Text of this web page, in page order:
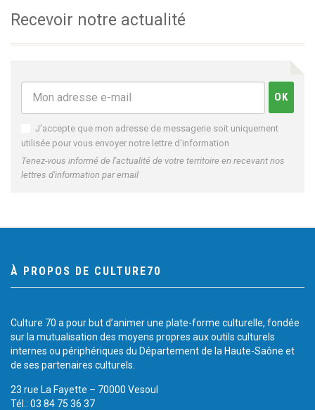
Recevoir notre actualité
J'accepte que mon adresse de messagerie soit uniquement
utilisée pour vous envoyer notre lettre d'information
Tenez-vous informé de l'actualité de votre territoire en recevant nos
lettres d'information par email
À PROPOS DE CULTURE70
Culture 70 a pour but d’animer une plate-forme culturelle, fondée
sur la mutualisation des moyens propres aux outils culturels
internes ou périphériques du Département de la Haute-Saône et
de ses partenaires culturels.
23 rue La Fayette – 70000 Vesoul
Tél.: 03 84 75 36 37